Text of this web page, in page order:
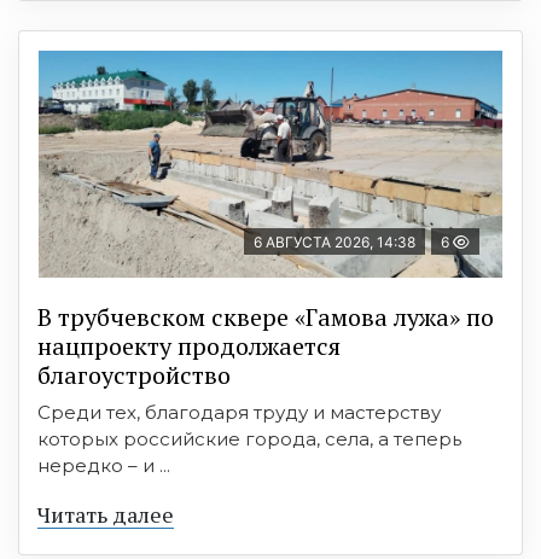
6 АВГУСТА 2026, 14:38 6
В трубчевском сквере «Гамова лужа» по
нацпроекту продолжается
благоустройство
Среди тех, благодаря труду и мастерству
которых российские города, села, а теперь
нередко – и ...
Читать далее